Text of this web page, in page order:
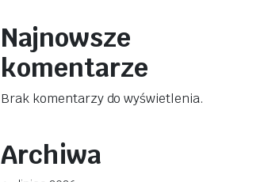
Najnowsze
komentarze
Brak komentarzy do wyświetlenia.
Archiwa